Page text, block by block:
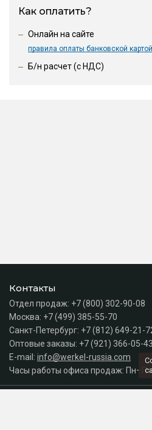
Как оплатить?
Онлайн на сайте
правила оплаты банковской картой
Б/н расчет (c НДС)
Контакты
Отдел продаж: +7 (800) 302-90-08
Москва: +7 (499) 385-55-70
Санкт-Петербург: +7 (812) 649-21-
Оптовые заказы: +7 (921) 366-05-43
E-mail: info@werkel-russia.com
Часы работы офиса продаж: Пн–Пт